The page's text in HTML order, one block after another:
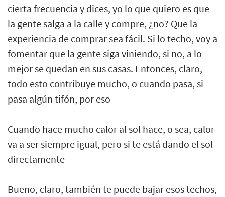
cierta frecuencia y dices, yo lo que quiero es que
la gente salga a la calle y compre, ¿no? Que la
experiencia de comprar sea fácil. Si lo techo, voy a
fomentar que la gente siga viniendo, si no, a lo
mejor se quedan en sus casas. Entonces, claro,
todo esto contribuye mucho, o cuando pasa, si
pasa algún tifón, por eso
Cuando hace mucho calor al sol hace, o sea, calor
va a ser siempre igual, pero si te está dando el sol
directamente
Bueno, claro, también te puede bajar esos techos,